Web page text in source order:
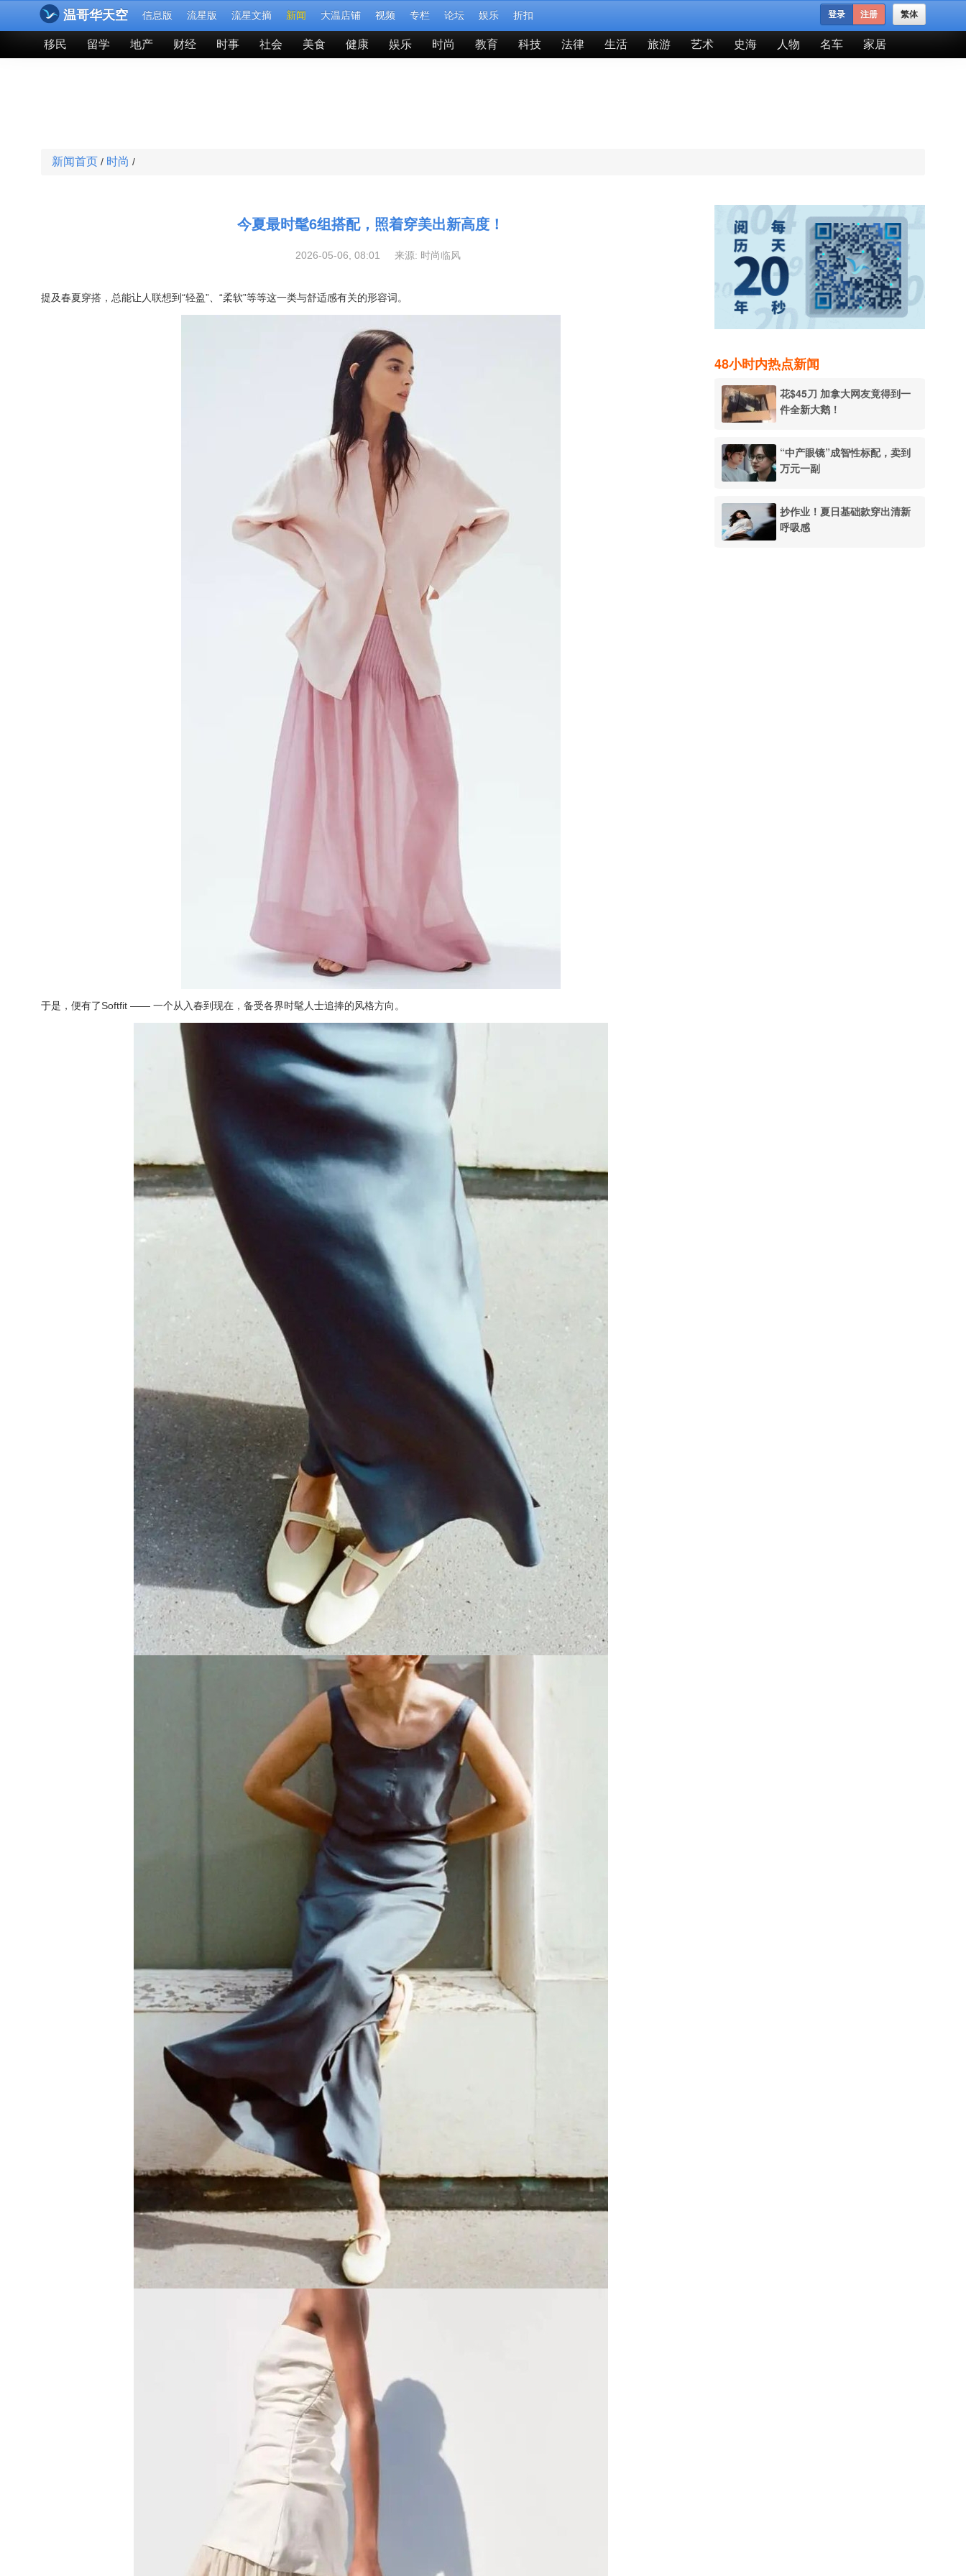
温哥华天空 信息版 流星版 流星文摘 新闻 大温店铺 视频 专栏 论坛 娱乐 折扣 繁体
登录 注册
移民 留学 地产 财经 时事 社会 美食 健康 娱乐 时尚 教育 科技 法律 生活 旅游 艺术 史海 人物 名车 家居
新闻首页 / 时尚 /
今夏最时髦6组搭配，照着穿美出新高度！
2026-05-06, 08:01 来源: 时尚临风
提及春夏穿搭，总能让人联想到“轻盈”、“柔软”等等这一类与舒适感有关的形容词。
于是，便有了Softfit —— 一个从入春到现在，备受各界时髦人士追捧的风格方向。
48小时内热点新闻
花$45刀 加拿大网友竟得到一
件全新大鹅！
“中产眼镜”成智性标配，卖到
万元一副
抄作业！夏日基础款穿出清新
呼吸感